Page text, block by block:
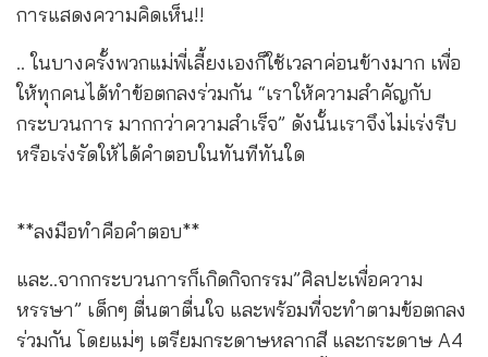
การแสดงความคิดเห็น!!
.. ในบางครั้งพวกแม่พี่เลี้ยงเองก็ใช้เวลาค่อนข้างมาก เพื่อ
ให้ทุกคนได้ทำข้อตกลงร่วมกัน “เราให้ความสำคัญกับ
กระบวนการ มากกว่าความสำเร็จ” ดังนั้นเราจึงไม่เร่งรีบ
หรือเร่งรัดให้ได้คำตอบในทันทีทันใด
**ลงมือทำคือคำตอบ**
และ..จากกระบวนการก็เกิดกิจกรรม”ศิลปะเพื่อความ
หรรษา” เด็กๆ ตื่นตาตื่นใจ และพร้อมที่จะทำตามข้อตกลง
ร่วมกัน โดยแม่ๆ เตรียมกระดาษหลากสี และกระดาษ A4